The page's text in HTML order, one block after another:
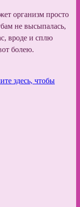
организм просто
не высыпалась,
вроде и сплю
болею.
здесь, чтобы